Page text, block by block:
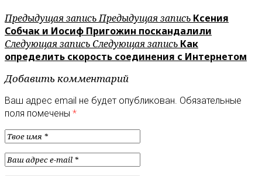
Предыдущая записьПредыдущая запись Ксения
Собчак и Иосиф Пригожин поскандалили
Следующая запись Следующая запись Как
определить скорость соединения с Интернетом
Добавить комментарий
Ваш адрес email не будет опубликован. Обязательные
поля помечены *